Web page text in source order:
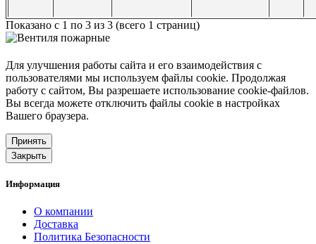
Показано с 1 по 3 из 3 (всего 1 страниц)
Для улучшения работы сайта и его взаимодействия с
пользователями мы используем файлы cookie. Продолжая
работу с сайтом, Вы разрешаете использование cookie-файлов.
Вы всегда можете отключить файлы cookie в настройках
Вашего браузера.
Принять
Закрыть
Информация
О компании
Доставка
Политика Безопасности